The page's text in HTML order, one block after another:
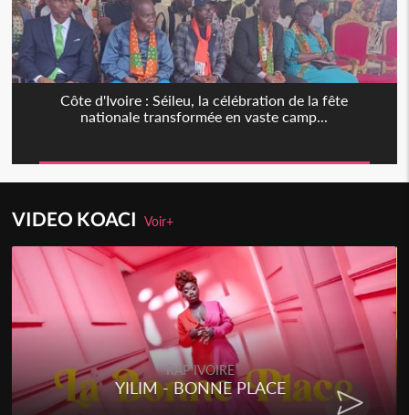
Côte d'Ivoire : Séileu, la célébration de la fête
nationale transformée en vaste camp...
VIDEO KOACIVoir+
RAP IVOIRE
YILIM - BONNE PLACE